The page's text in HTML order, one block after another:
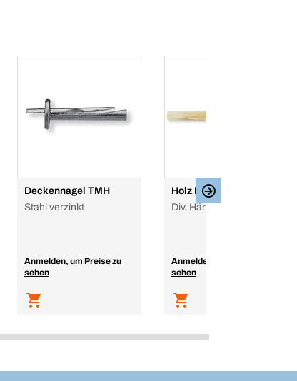
Deckennagel TMH
Stahl verzinkt
Anmelden, um Preise zu
sehen
Holz Hammerstiel
Div. Hämmer Topline
Anmelden, um Preise zu
sehen